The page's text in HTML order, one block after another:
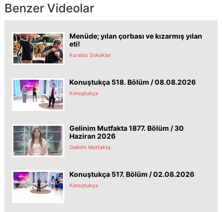
Benzer Videolar
Menüde; yılan çorbası ve kızarmış yılan
eti!
Kuralsız Sokaklar
Konuştukça 518. Bölüm / 08.08.2026
Konuştukça
Gelinim Mutfakta 1877. Bölüm / 30
Haziran 2026
Gelinim Mutfakta
Konuştukça 517. Bölüm / 02.08.2026
Konuştukça